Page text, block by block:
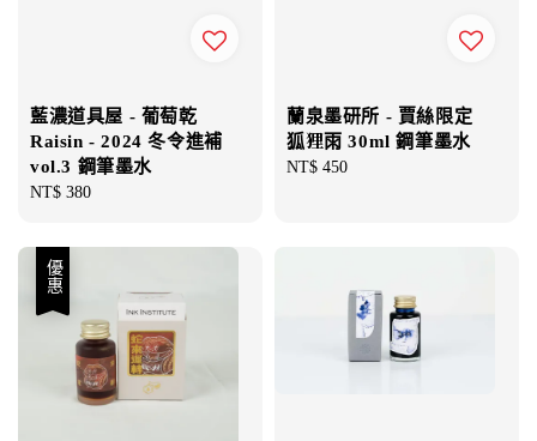
藍濃道具屋 - 葡萄乾
Raisin - 2024 冬令進補
vol.3 鋼筆墨水
Regular
NT$ 380
蘭泉墨研所 - 賈絲限定
狐狸雨 30ml 鋼筆墨水
Regular
NT$ 450
優惠